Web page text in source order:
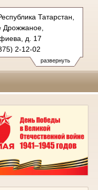
развернуть
Татарстан,
Дрожжаное,
д. 17
2-12-02